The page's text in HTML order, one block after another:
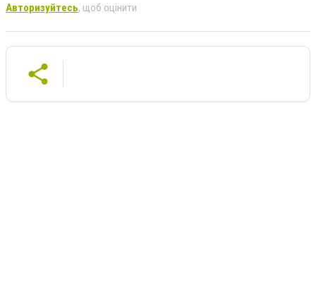
Авторизуйтесь, щоб оцінити